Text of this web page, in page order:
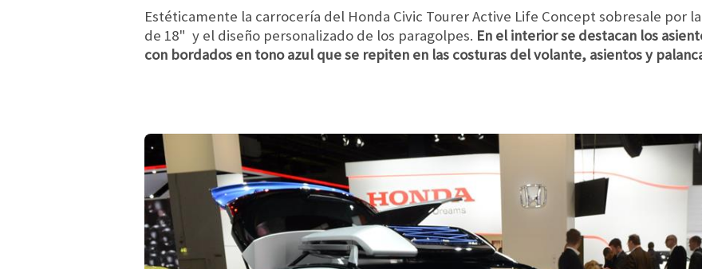
Estéticamente la carrocería del Honda Civic Tourer Active Life Concept sobresale por
de 18" y el diseño personalizado de los paragolpes. En el interior se destacan los
con bordados en tono azul que se repiten en las costuras del volante, asientos y